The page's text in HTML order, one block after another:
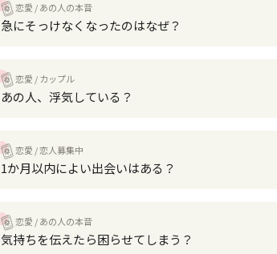
恋愛 あの人の本音
急にそっけなくなったのはなぜ？
恋愛 カップル
あの人、浮気している？
恋愛 恋人募集中
1か月以内によい出会いはある？
恋愛 あの人の本音
気持ちを伝えたら困らせてしまう？